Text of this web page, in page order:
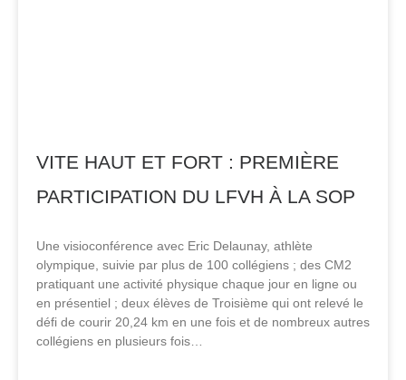
VITE HAUT ET FORT : PREMIÈRE
PARTICIPATION DU LFVH À LA SOP
Une visioconférence avec Eric Delaunay, athlète
olympique, suivie par plus de 100 collégiens ; des CM2
pratiquant une activité physique chaque jour en ligne ou
en présentiel ; deux élèves de Troisième qui ont relevé le
défi de courir 20,24 km en une fois et de nombreux autres
collégiens en plusieurs fois…